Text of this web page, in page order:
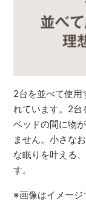
2台を並べて使用
れています。2台
ベッドの間に物
ません。小さな
な眠りを叶える
す。
※画像はイメージ